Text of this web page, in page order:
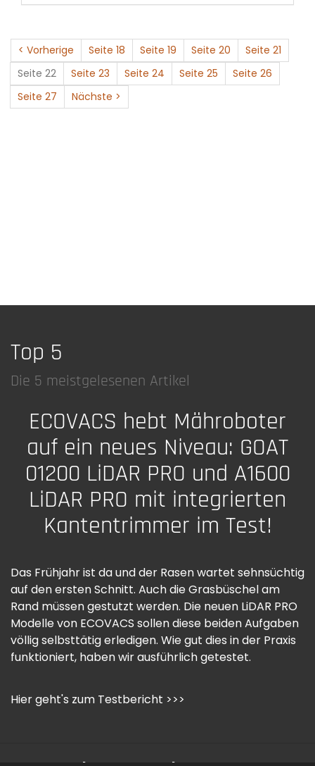
< Vorherige Seite 18 Seite 19 Seite 20
Seite 21
Seite 22
Seite 23 Seite 24 Seite 25
Seite 26
Seite 27
Nächste >
Top 5
Die 5 meistgelesenen Artikel
ECOVACS hebt Mähroboter
auf ein neues Niveau: GOAT
01200 LiDAR PRO und A1600
LiDAR PRO mit integrierten
Kantentrimmer im Test!
Das Frühjahr ist da und der Rasen wartet sehnsüchtig
auf den ersten Schnitt. Auch die Grasbüschel am
Rand müssen gestutzt werden. Die neuen LiDAR PRO
Modelle von ECOVACS sollen diese beiden Aufgaben
völlig selbsttätig erledigen. Wie gut dies in der Praxis
funktioniert, haben wir ausführlich getestet.
Hier geht's zum Testbericht >>>